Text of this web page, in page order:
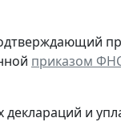
приказом
и